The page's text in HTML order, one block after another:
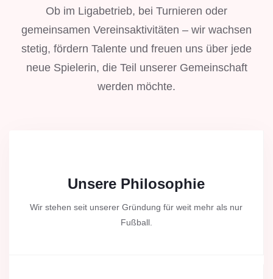
Ob im Ligabetrieb, bei Turnieren oder
gemeinsamen Vereinsaktivitäten – wir wachsen
stetig, fördern Talente und freuen uns über jede
neue Spielerin, die Teil unserer Gemeinschaft
werden möchte.
Unsere Philosophie
Wir stehen seit unserer Gründung für weit mehr als nur
Fußball.